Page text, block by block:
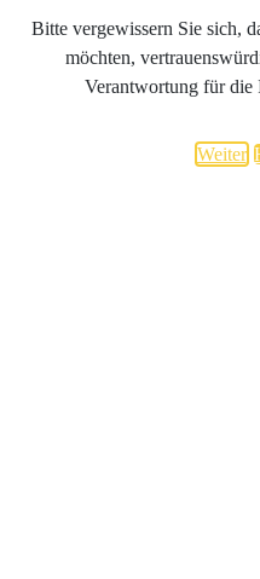
Bitte vergewissern Sie sich,
möchten,
Verantwortung für die
Weiter